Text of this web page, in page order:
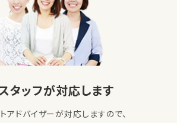
タッフが対応します
アドバイザーが対応しますので、